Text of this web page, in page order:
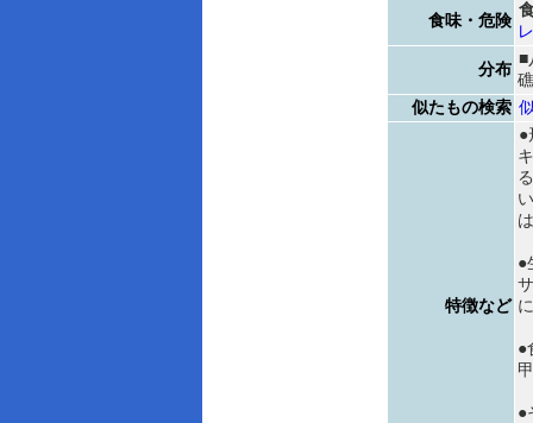
食味・危険
分布
■
似たもの検索
特徴など
●
●
●
●